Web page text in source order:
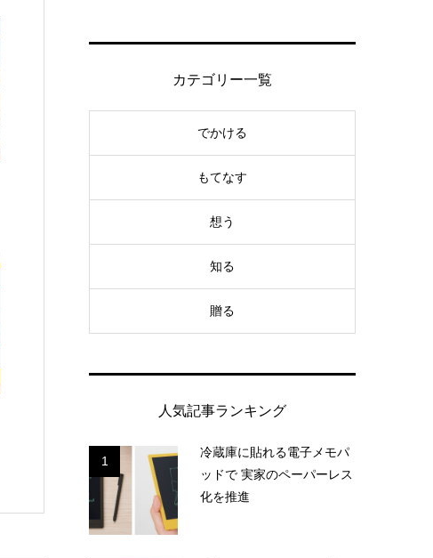
カテゴリー一覧
でかける
もてなす
想う
知る
贈る
人気記事ランキング
1
冷蔵庫に貼れる電子メモパ
ッドで 実家のペーパーレス
化を推進